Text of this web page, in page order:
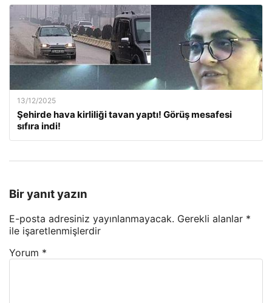
13/12/2025
Şehirde hava kirliliği tavan yaptı! Görüş mesafesi
sıfıra indi!
Bir yanıt yazın
E-posta adresiniz yayınlanmayacak. Gerekli alanlar *
ile işaretlenmişlerdir
Yorum *